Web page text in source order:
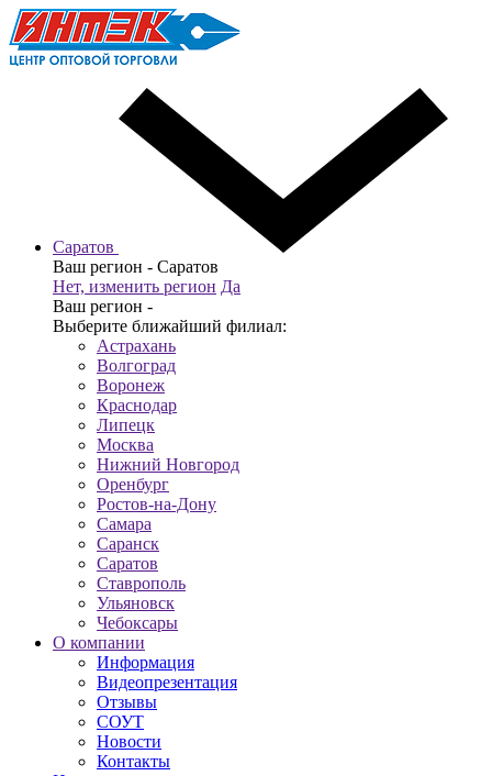
Саратов
Ваш регион - Саратов
Нет, изменить регион Да
Ваш регион -
Выберите ближайший филиал:
Астрахань
Волгоград
Воронеж
Краснодар
Липецк
Москва
Нижний Новгород
Оренбург
Ростов-на-Дону
Самара
Саранск
Саратов
Ставрополь
Ульяновск
Чебоксары
О компании
Информация
Видеопрезентация
Отзывы
СОУТ
Новости
Контакты